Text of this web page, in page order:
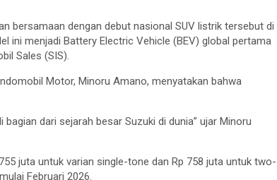
bersamaan dengan debut nasional SUV listrik tersebut di
ini menjadi Battery Electric Vehicle (BEV) global pertama
Sales (SIS).
Motor, Minoru Amano, menyatakan bahwa
dari sejarah besar Suzuki di dunia” ujar Minoru
juta untuk varian single-tone dan Rp 758 juta untuk two-
Februari 2026.